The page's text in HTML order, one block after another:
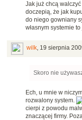
Jak już chcą
doczepią, że jak
do niego gowniany
własnym systemie
wilk, 19 sierpnia
Skoro nie
Ech, u mnie w
rozwalony system.
cierpi z powodu
znaczącej firmy.